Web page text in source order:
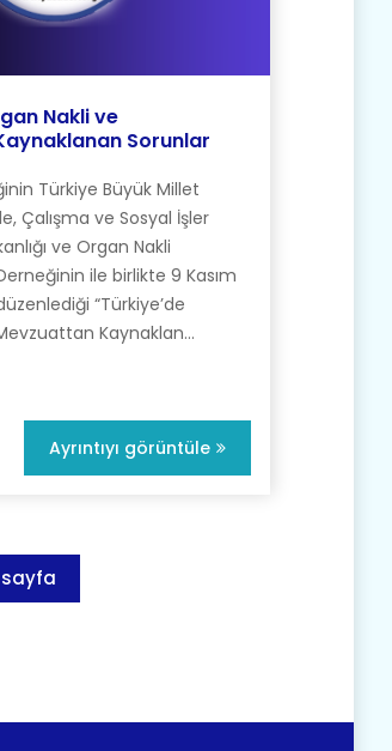
Nakli ve
Sorunlar
Türkiye Büyük Millet
Çalışma ve Sosyal İşler
ve Organ Nakli
ile birlikte 9 Kasım
“Türkiye’de
Kaynaklan...
Ayrıntıyı görüntüle